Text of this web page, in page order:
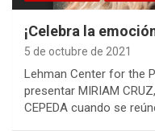
¡Celebra la
5 de octubre de 2021
Lehman Center for the
presentar MIRIAM
CEPEDA cuando se